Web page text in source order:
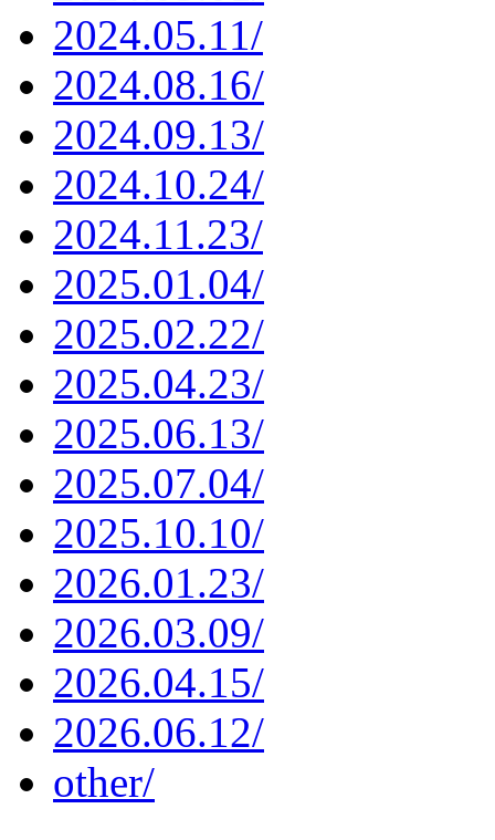
2024.05.11/
2024.08.16/
2024.09.13/
2024.10.24/
2024.11.23/
2025.01.04/
2025.02.22/
2025.04.23/
2025.06.13/
2025.07.04/
2025.10.10/
2026.01.23/
2026.03.09/
2026.04.15/
2026.06.12/
other/